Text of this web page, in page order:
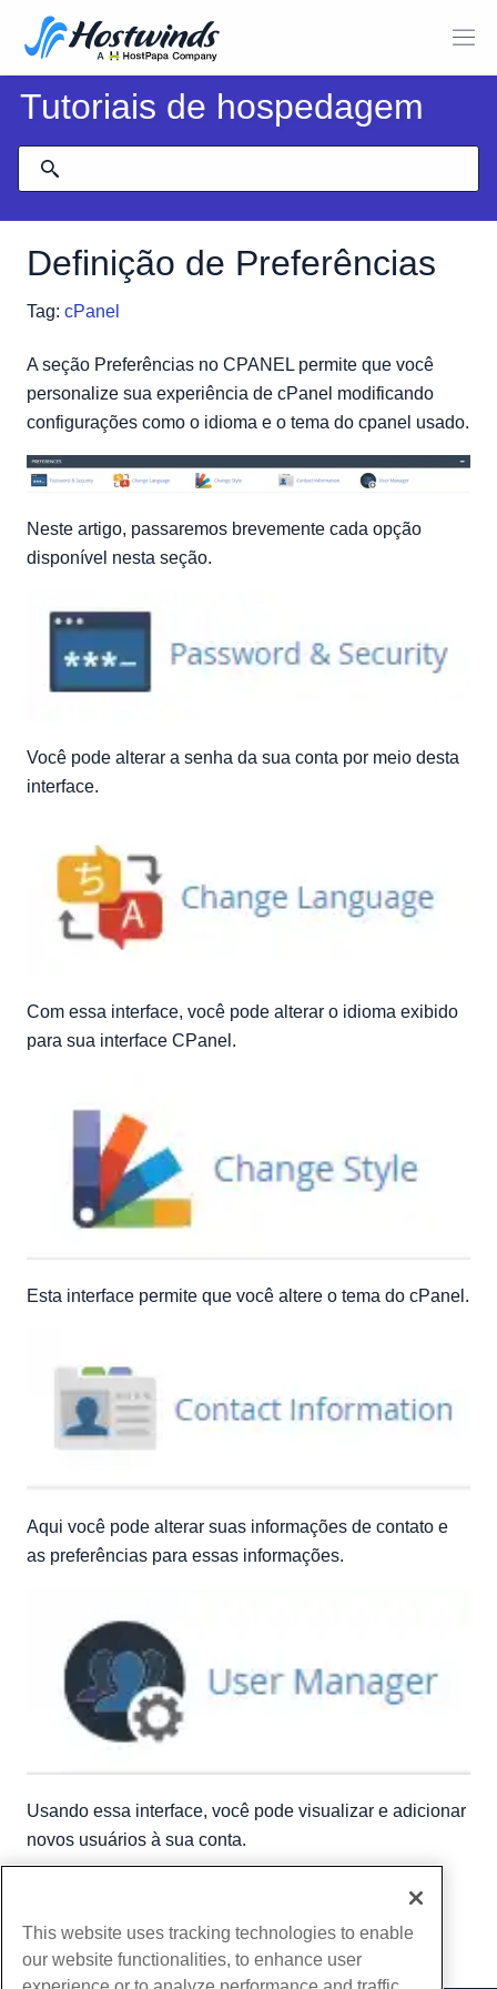
Tutoriais de hospedagem
Definição de Preferências
Tag: cPanel
A seção Preferências no CPANEL permite que você
personalize sua experiência de cPanel modificando
configurações como o idioma e o tema do cpanel usado.
Neste artigo, passaremos brevemente cada opção
disponível nesta seção.
Você pode alterar a senha da sua conta por meio desta
interface.
Com essa interface, você pode alterar o idioma exibido
para sua interface CPanel.
Esta interface permite que você altere o tema do cPanel.
Aqui você pode alterar suas informações de contato e
as preferências para essas informações.
Usando essa interface, você pode visualizar e adicionar
novos usuários à sua conta.
cópia de URL
This website uses tracking technologies to enable
our website functionalities, to enhance user